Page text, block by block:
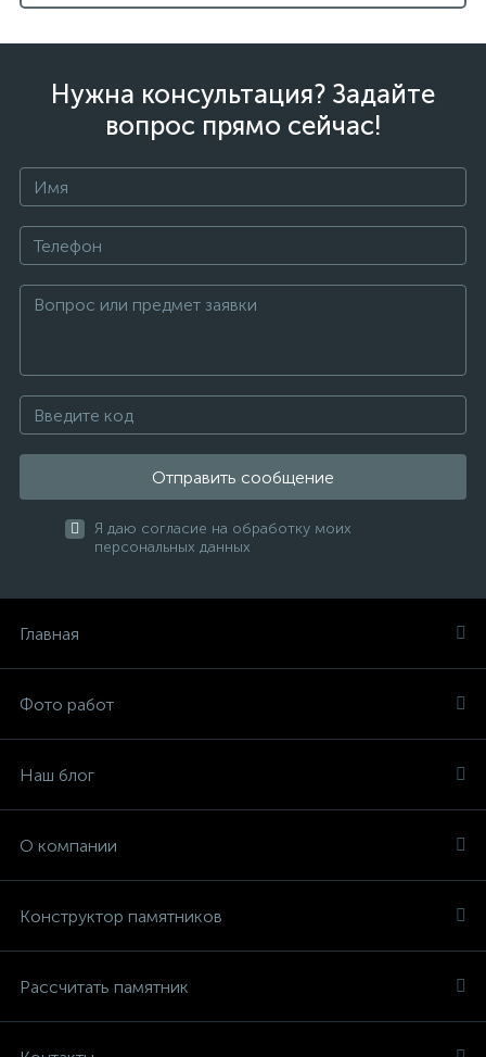
Нужна консультация? Задайте
вопрос прямо сейчас!
Отправить сообщение
Я даю согласие на обработку моих
персональных данных
Главная
Фото работ
Наш блог
О компании
Конструктор памятников
Рассчитать памятник